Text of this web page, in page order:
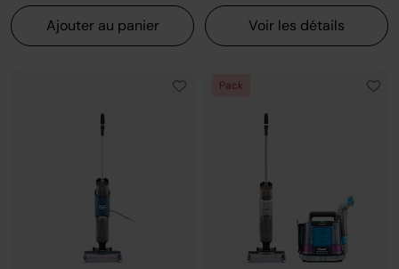
Ajouter au panier Voir les détails
Pack